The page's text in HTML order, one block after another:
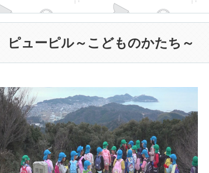
ピューピル～こどものかたち～